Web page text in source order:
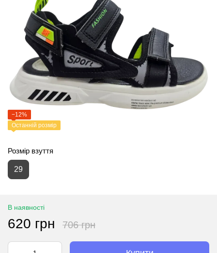
−12%
Останній розмір
Розмір взуття
29
В наявності
620 грн 706 грн